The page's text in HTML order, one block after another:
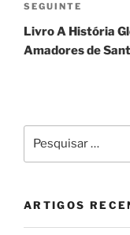
Conteúdo
seguinte
SEGUINTE
Livro A História
Amadores de
por:
ARTIGOS